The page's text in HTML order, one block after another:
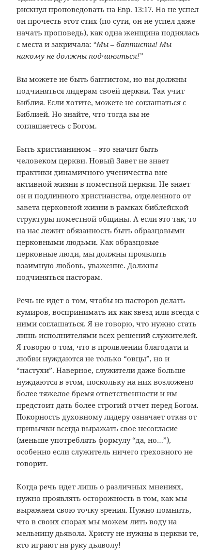
рискнул проповедовать на Евр. 13:17. Но не успел
он прочесть этот стих (по сути, он не успел даже
начать проповедь), как одна женщина поднялась
с места и закричала: “Мы – баптисты! Мы
никому не должны подчиняться!”
Вы можете не быть баптистом, но вы должны
подчиняться лидерам своей церкви. Так учит
Библия. Если хотите, можете не соглашаться с
Библией. Но знайте, что тогда вы не
соглашаетесь с Богом.
Быть христианином – это значит быть
человеком церкви. Новый Завет не знает
практики динамичного ученичества вне
активной жизни в поместной церкви. Не знает
он и подлинного христианства, отделенного от
завета церковной жизни в рамках библейской
структуры поместной общины. А если это так, то
на нас лежит обязанность быть образцовыми
церковными людьми. Как образцовые
церковные люди, мы должны проявлять
взаимную любовь, уважение. Должны
подчиняться пасторам.
Речь не идет о том, чтобы из пасторов делать
кумиров, воспринимать их как звезд или всегда с
ними соглашаться. Я не говорю, что нужно стать
лишь исполнителями всех решений служителей.
Я говорю о том, что в проявлении благодати и
любви нуждаются не только “овцы”, но и
“пастухи”. Наверное, служители даже больше
нуждаются в этом, поскольку на них возложено
более тяжелое бремя ответственности и им
предстоит дать более строгий отчет перед Богом.
Покорность духовному лидеру означает отказ от
привычки всегда выражать свое несогласие
(меньше употреблять формулу “да, но…”),
особенно если служитель ничего греховного не
говорит.
Когда речь идет лишь о различных мнениях,
нужно проявлять осторожность в том, как мы
выражаем свою точку зрения. Нужно помнить,
что в своих спорах мы можем лить воду на
мельницу дьявола. Христу не нужны в церкви те,
кто играют на руку дьяволу!